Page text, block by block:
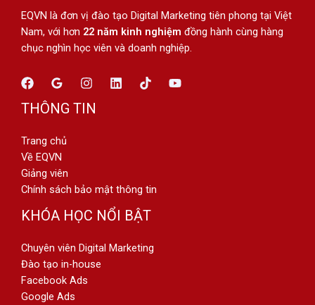
EQVN là đơn vị đào tạo Digital Marketing tiên phong tại Việt
Nam, với hơn 22 năm kinh nghiệm đồng hành cùng hàng
chục nghìn học viên và doanh nghiệp.
THÔNG TIN
Trang chủ
Về EQVN
Giảng viên
Chính sách bảo mật thông tin
KHÓA HỌC NỔI BẬT
Chuyên viên Digital Marketing
Đào tạo in-house
Facebook Ads
Google Ads